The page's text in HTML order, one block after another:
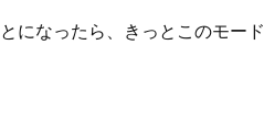
になったら、きっとこのモード